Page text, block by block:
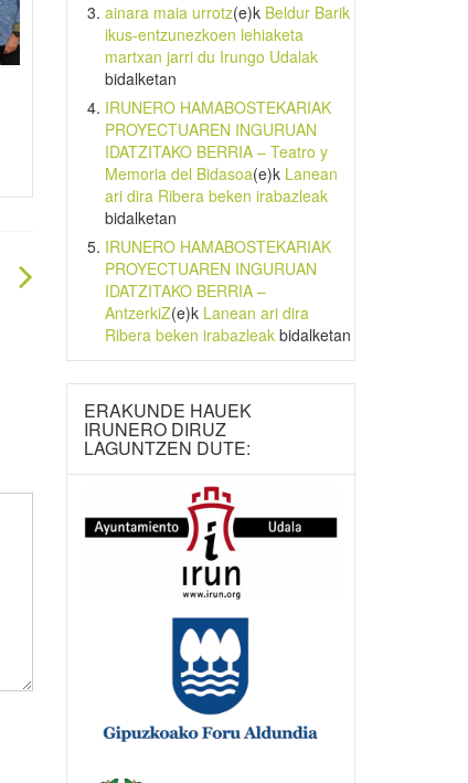
ainara maia urrotz(e)k Beldur Barik
ikus-entzunezkoen lehiaketa
martxan jarri du Irungo Udalak
bidalketan
IRUNERO HAMABOSTEKARIAK
PROYECTUAREN INGURUAN
IDATZITAKO BERRIA – Teatro y
Memoria del Bidasoa(e)k Lanean
ari dira Ribera beken irabazleak
bidalketan
IRUNERO HAMABOSTEKARIAK
PROYECTUAREN INGURUAN
IDATZITAKO BERRIA –
AntzerkiZ(e)k Lanean ari dira
Ribera beken irabazleakbidalketan
ERAKUNDE HAUEK
IRUNERO DIRUZ
LAGUNTZEN DUTE: